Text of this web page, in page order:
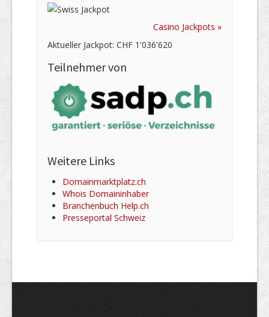
Casino Jackpots »
Aktueller Jackpot: CHF 1'036'620
Teilnehmer von
Weitere Links
Domainmarktplatz.ch
Whois Domaininhaber
Branchenbuch Help.ch
Presseportal Schweiz